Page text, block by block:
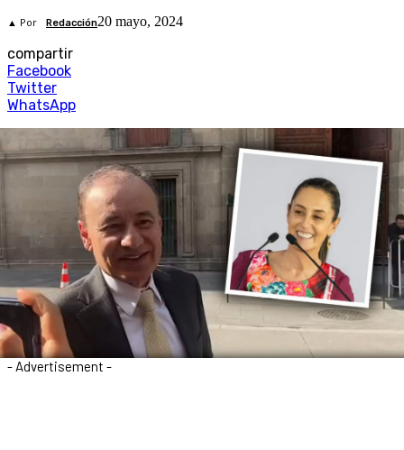
▲ Por Redacción20 mayo, 2024
compartir
Facebook
Twitter
WhatsApp
- Advertisement -